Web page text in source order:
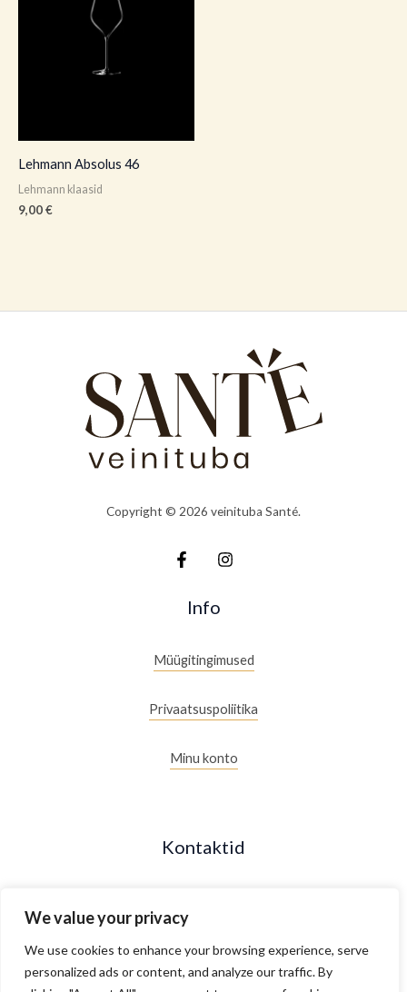
We value your privacy
We use cookies to enhance your browsing experience, serve
personalized ads or content, and analyze our traffic. By
Lehmann Absolus 46
Lehmann klaasid
9,00€
Copyright © 2026 veinituba Santé.
Info
Müügitingimused
Privaatsuspoliitika
Minu konto
Kontaktid
Maakri 19/2, Tallinn, Estonia